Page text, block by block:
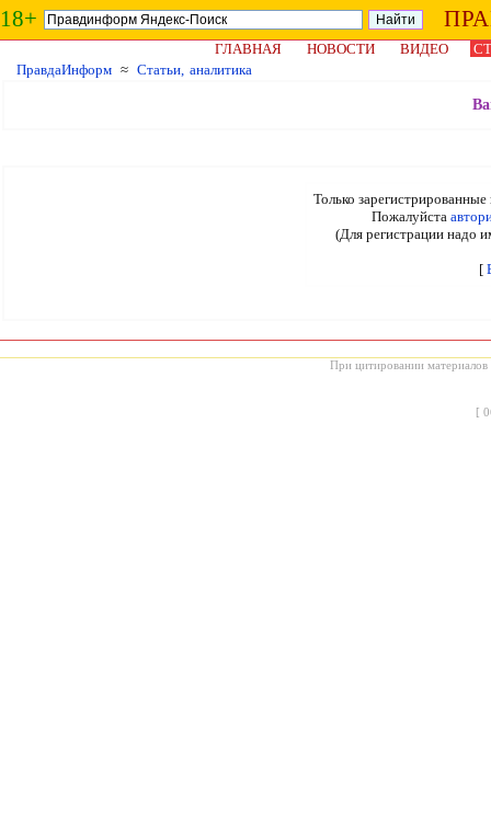
18+
ГЛАВНАЯ НОВОСТИ ВИДЕО
ПравдаИнформ ≈ Статьи, аналитика
Только
Пожалуйста
(Для регистрации надо
[
При цитировании материалов
[